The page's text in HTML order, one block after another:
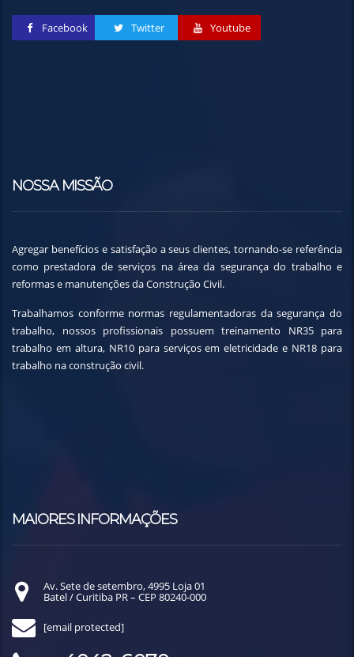
Facebook Twitter Youtube
NOSSA MISSÃO
Agregar benefícios e satisfação a seus clientes, tornando-se referência
como prestadora de serviços na área da segurança do trabalho e
reformas e manutenções da Construção Civil.
Trabalhamos conforme normas regulamentadoras da segurança do
trabalho, nossos profissionais possuem treinamento NR35 para
trabalho em altura, NR10 para serviços em eletricidade e NR18 para
trabalho na construção civil.
MAIORES INFORMAÇÕES
Av. Sete de setembro, 4995 Loja 01
Batel / Curitiba PR – CEP 80240-000
[email protected]